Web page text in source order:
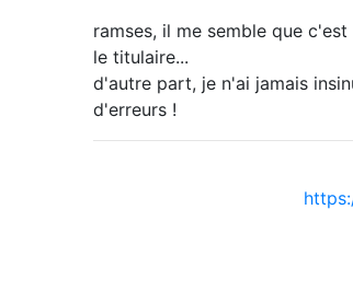
ramses, il me semble que
le titulaire...
d'autre part, je n'ai jamais
d'erreurs !